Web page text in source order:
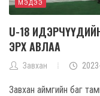
МЭДЭЭ
U-18
ЭРХ АВЛАА
Завхан
Завхан аймгийн баг